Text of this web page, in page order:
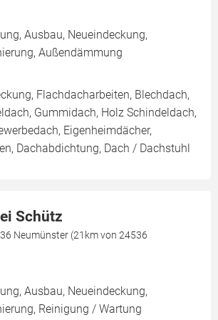
Ausbau, Neueindeckung,
Außendämmung
Flachdacharbeiten, Blechdach,
Gummidach, Holz Schindeldach,
Eigenheimdächer,
Dachabdichtung, Dach / Dachstuhl
Schütz
Neumünster (21km von 24536
Ausbau, Neueindeckung,
Reinigung / Wartung